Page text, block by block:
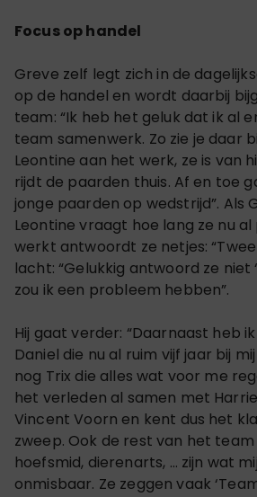
Focus op handel
Greve zelf legt zich in de
op de handel en wordt daarbij
team: “Ik heb het geluk dat ik al
team samenwerk. Zo zie je daar
Leontine aan het werk, ze is van
rijdt de paarden thuis. Af en toe
jonge paarden op wedstrijd”. Als
Leontine vraagt hoe lang ze nu
werkt antwoordt ze netjes: “Twee
lacht: “Gelukkig antwoord ze niet
zou ik een probleem hebben”.
Hij gaat verder: “Daarnaast heb
Daniel die nu al ruim vijf jaar bij
nog Trix die alles wat voor me
het verleden al samen met
Vincent Voorn en kent dus het
zweep. Ook de rest van het team
hoefsmid, dierenarts, … zijn wat
onmisbaar. Ze zeggen vaak